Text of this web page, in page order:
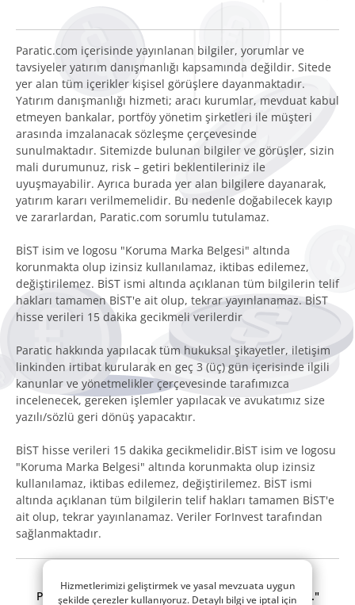
Paratic.com içerisinde yayınlanan bilgiler, yorumlar ve
tavsiyeler yatırım danışmanlığı kapsamında değildir. Sitede
yer alan tüm içerikler kişisel görüşlere dayanmaktadır.
Yatırım danışmanlığı hizmeti; aracı kurumlar, mevduat kabul
etmeyen bankalar, portföy yönetim şirketleri ile müşteri
arasında imzalanacak sözleşme çerçevesinde
sunulmaktadır. Sitemizde bulunan bilgiler ve görüşler, sizin
mali durumunuz, risk – getiri beklentileriniz ile
uyuşmayabilir. Ayrıca burada yer alan bilgilere dayanarak,
yatırım kararı verilmemelidir. Bu nedenle doğabilecek kayıp
ve zararlardan, Paratic.com sorumlu tutulamaz.
BİST isim ve logosu "Koruma Marka Belgesi" altında
korunmakta olup izinsiz kullanılamaz, iktibas edilemez,
değiştirilemez. BİST ismi altında açıklanan tüm bilgilerin telif
hakları tamamen BİST'e ait olup, tekrar yayınlanamaz. BİST
hisse verileri 15 dakika gecikmeli verilerdir
Paratic hakkında yapılacak tüm hukuksal şikayetler, iletişim
linkinden irtibat kurularak en geç 3 (üç) gün içerisinde ilgili
kanunlar ve yönetmelikler çerçevesinde tarafımızca
incelenecek, gereken işlemler yapılacak ve avukatımız size
yazılı/sözlü geri dönüş yapacaktır.
BİST hisse verileri 15 dakika gecikmelidir.BİST isim ve logosu
"Koruma Marka Belgesi" altında korunmakta olup izinsiz
kullanılamaz, iktibas edilemez, değiştirilemez. BİST ismi
altında açıklanan tüm bilgilerin telif hakları tamamen BİST'e
ait olup, tekrar yayınlanamaz. Veriler ForInvest tarafından
sağlanmaktadır.
© 2014 - 2026 Tüm hakları saklıdır.
Paratic.com, bir"RSS Interactive Bilişim Tic. Ltd. Şti."
Hizmetlerimizi geliştirmek ve yasal mevzuata uygun
şekilde çerezler kullanıyoruz. Detaylı bilgi ve iptal için